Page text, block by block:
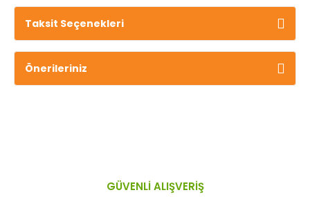
Taksit Seçenekleri
Önerileriniz
GÜVENLİ ALIŞVERİŞ